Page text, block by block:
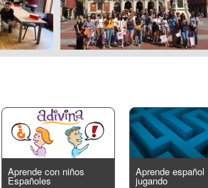
Aprende con niños
Españoles
Aprende español
jugando